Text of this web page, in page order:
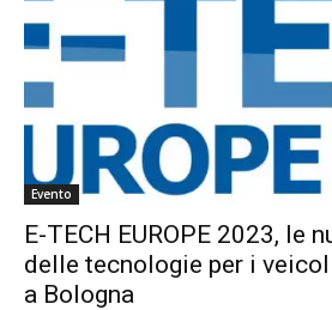
Evento
E-TECH EUROPE 2023, le
delle tecnologie per i
a Bologna